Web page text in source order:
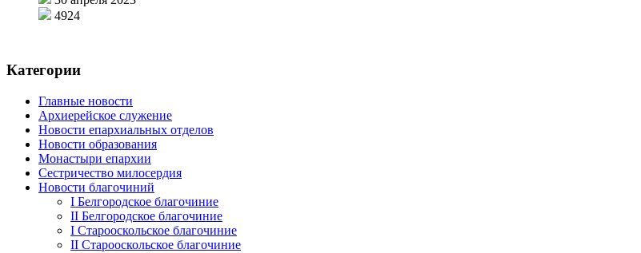
4924
Категории
Главные новости
Архиерейское служение
Новости епархиальных отделов
Новости образования
Монастыри епархии
Сестричество милосердия
Новости благочиний
I Белгородское благочиние
II Белгородское благочиние
I Старооскольское благочиние
II Старооскольское благочиние